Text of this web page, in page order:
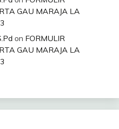
GAU MARAJA LA
on FORMULIR
GAU MARAJA LA